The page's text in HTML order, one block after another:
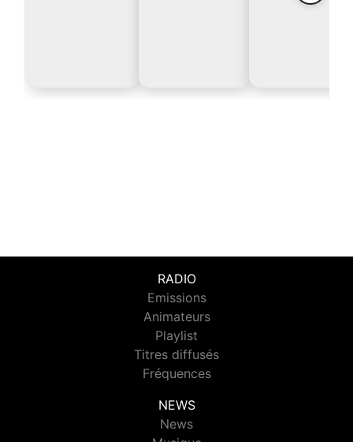
RADIO
Emissions
Animateurs
Playlist
Titres diffusés
Fréquences
NEWS
News